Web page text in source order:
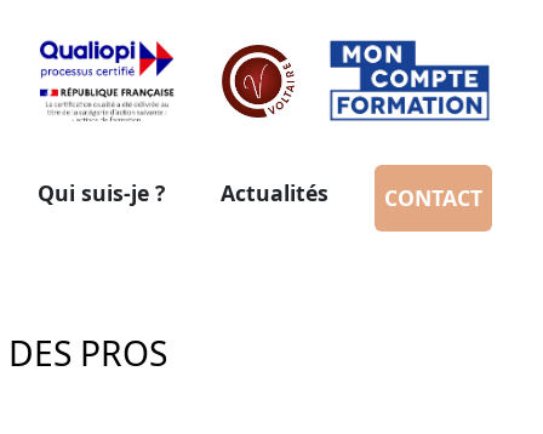
Qui suis-je ? Actualités CONTACT
PROS